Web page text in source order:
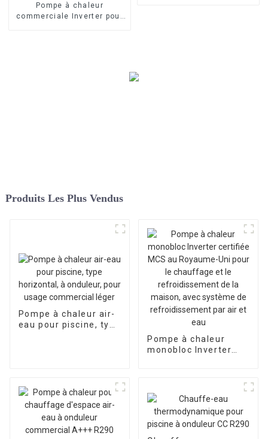
Pompe à chaleur
commerciale Inverter pour
Produits Les Plus Vendus
Pompe à chaleur air-
eau pour piscine, type
Pompe à chaleur
monobloc Inverter
refroidissement de la
maison, avec
système de
refroidissement par
air et eau